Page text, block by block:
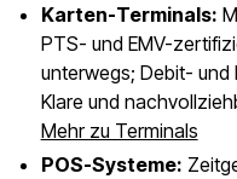
Karten-Terminals:
PTS- und EMV-
unterwegs; Debit-
Klare und
Mehr zu Terminals
POS-Systeme: